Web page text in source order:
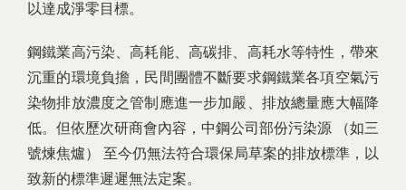
以達成淨零目標。
鋼鐵業高污染、高耗能、高碳排、高耗水等特性，帶來
沉重的環境負擔，民間團體不斷要求鋼鐵業各項空氣污
染物排放濃度之管制應進一步加嚴、排放總量應大幅降
低。但依歷次研商會內容，中鋼公司部份污染源 （如三
號煉焦爐） 至今仍無法符合環保局草案的排放標準，以
致新的標準遲遲無法定案。